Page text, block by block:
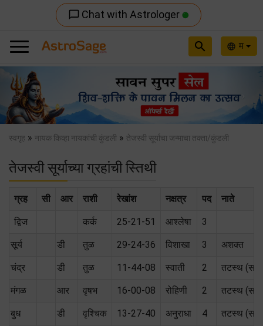
chat_bubble_outline Chat with Astrologer
language म
search
Previous
स्वगृह » नायक किव्हा नायकांची कुंडली » तेजस्वी सूर्याचा जन्माचा तक्ता/कुंडली
तेजस्वी सूर्याच्या ग्रहांची स्तिथी
ग्रह सी आर राशी रेखांश नक्षत्र पद नाते
द्विज कर्क 25-21-51 आश्लेषा 3
सूर्य डी तुळ 29-24-36 विशाखा 3 अशक्त
चंद्र डी तुळ 11-44-08 स्वाती 2 तटस्थ (सम)
मंगळ आर वृषभ 16-00-08 रोहिणी 2 तटस्थ (सम)
बुध डी वृश्चिक 13-27-40 अनुराधा 4 तटस्थ (सम)